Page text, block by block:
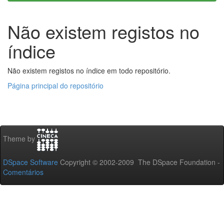
Não existem registos no
índice
Não existem registos no índice em todo repositório.
Página principal do repositório
Theme by
DSpace Software Copyright © 2002-2009 The DSpace Foundation -
Comentários